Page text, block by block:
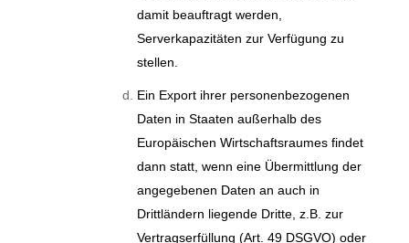
damit beauftragt werden,
Serverkapazitäten zur Verfügung zu
stellen.
Ein Export ihrer personenbezogenen
Daten in Staaten außerhalb des
Europäischen Wirtschaftsraumes findet
dann statt, wenn eine Übermittlung der
angegebenen Daten an auch in
Drittländern liegende Dritte, z.B. zur
Vertragserfüllung (Art. 49 DSGVO) oder